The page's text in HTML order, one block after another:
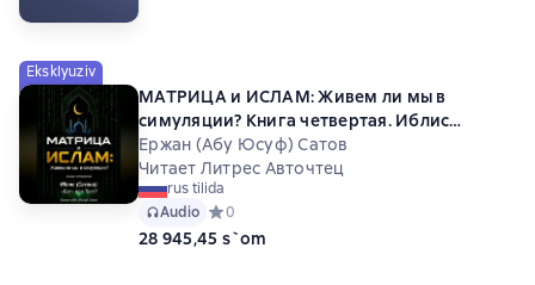
Eksklyuziv
МАТРИЦА и ИСЛАМ: Живем ли мы в
симуляции? Книга четвертая. Иблис
(Сатана): «Баг» или Тест?
Ержан (Абу Юсуф) Сатов
Читает Литрес Авточтец
rus tilida
Audio Средний рейтинг 0 на основе 0 оценок
0
28 945,45 s`om